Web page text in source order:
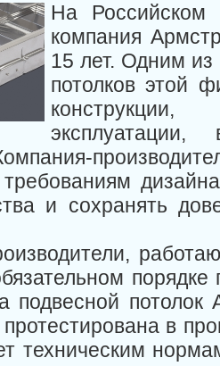
На Российском
компания
15 лет. Одним
потолков этой
эксплуатации,
и сохранять
подвесной потолок
в
техническим